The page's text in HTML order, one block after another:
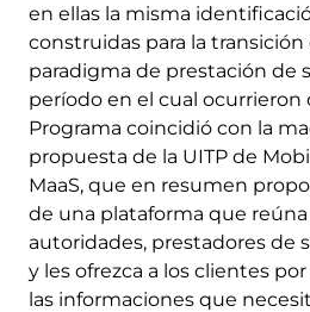
en ellas la misma
construidas para la
paradigma de prestación de
período en el cual ocurrieron
Programa coincidió con la
propuesta de la UITP de
MaaS, que en resumen
de una plataforma que
autoridades, prestadores de
y les ofrezca a los clientes
las informaciones que